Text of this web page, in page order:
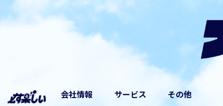
会社情報 サービス その他